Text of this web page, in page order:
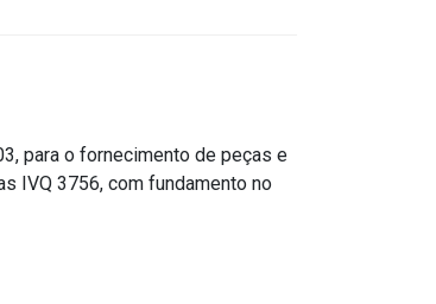
para o fornecimento de peças e
IVQ 3756, com fundamento no